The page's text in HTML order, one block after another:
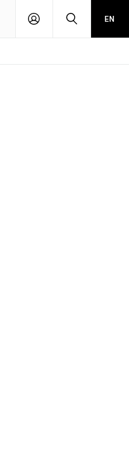
PŘIHLÁSIT HLEDATEN